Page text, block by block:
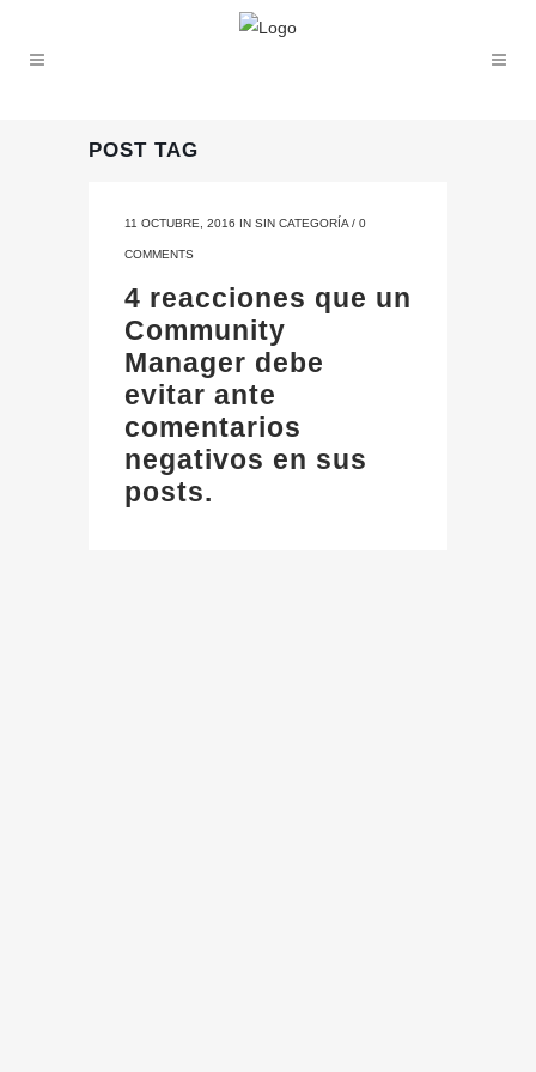
POST TAG
11 OCTUBRE, 2016 IN SIN CATEGORÍA / 0
COMMENTS
4 reacciones que un
Community
Manager debe
evitar ante
comentarios
negativos en sus
posts.